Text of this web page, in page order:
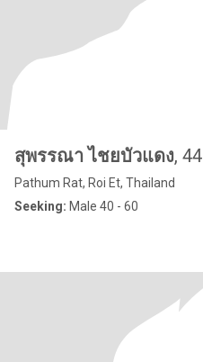
สุพรรณา ไชยบัวแดง, 44
Pathum Rat, Roi Et, Thailand
Seeking: Male 40 - 60